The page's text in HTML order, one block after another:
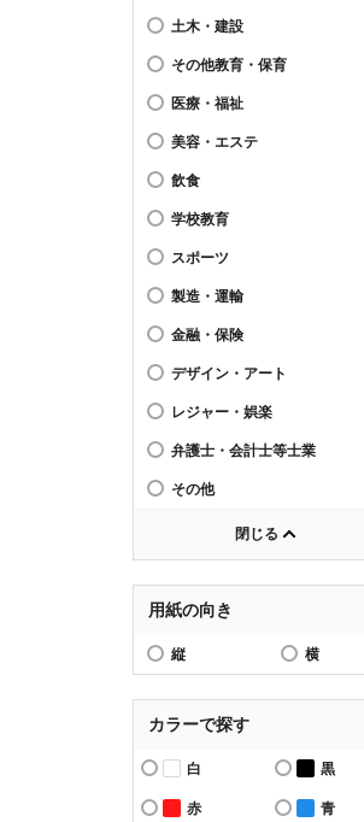
土木・建設
その他教育・保育
医療・福祉
美容・エステ
飲食
学校教育
スポーツ
製造・運輸
金融・保険
デザイン・アート
レジャー・娯楽
弁護士・会計士等士業
その他
閉じる
用紙の向き
縦 横
カラーで探す
白 黒
赤 青